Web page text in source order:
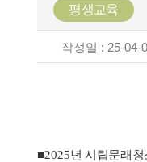
평생교육
작성일 : 25-04-
​■2025년 시립문래청